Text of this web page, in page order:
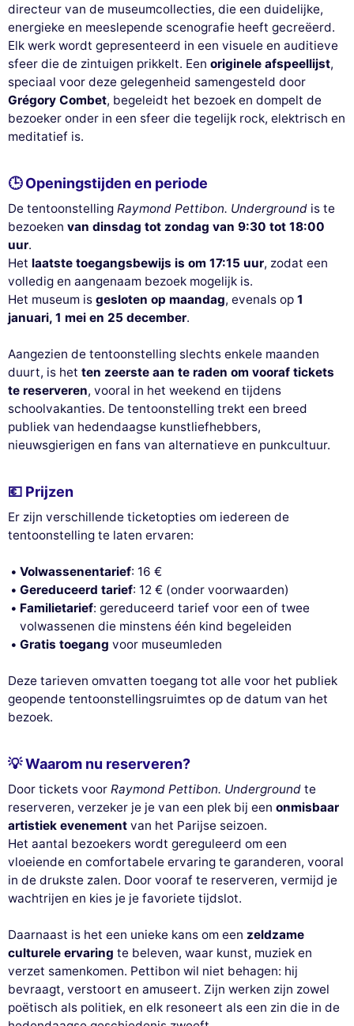
directeur van de museumcollecties, die een duidelijke,
energieke en meeslepende scenografie heeft gecreëerd.
Elk werk wordt gepresenteerd in een visuele en auditieve
sfeer die de zintuigen prikkelt. Een originele afspeellijst,
speciaal voor deze gelegenheid samengesteld door
Grégory Combet, begeleidt het bezoek en dompelt de
bezoeker onder in een sfeer die tegelijk rock, elektrisch en
meditatief is.
🕒 Openingstijden en periode
De tentoonstelling Raymond Pettibon. Underground is te
bezoeken van dinsdag tot zondag van 9:30 tot 18:00
uur.
Het laatste toegangsbewijs is om 17:15 uur, zodat een
volledig en aangenaam bezoek mogelijk is.
Het museum is gesloten op maandag, evenals op 1
januari, 1 mei en 25 december.
Aangezien de tentoonstelling slechts enkele maanden
duurt, is het ten zeerste aan te raden om vooraf tickets
te reserveren, vooral in het weekend en tijdens
schoolvakanties. De tentoonstelling trekt een breed
publiek van hedendaagse kunstliefhebbers,
nieuwsgierigen en fans van alternatieve en punkcultuur.
💶 Prijzen
Er zijn verschillende ticketopties om iedereen de
tentoonstelling te laten ervaren:
Volwassenentarief: 16 €
Gereduceerd tarief: 12 € (onder voorwaarden)
Familietarief: gereduceerd tarief voor een of twee
volwassenen die minstens één kind begeleiden
Gratis toegang voor museumleden
Deze tarieven omvatten toegang tot alle voor het publiek
geopende tentoonstellingsruimtes op de datum van het
bezoek.
💡 Waarom nu reserveren?
Door tickets voor Raymond Pettibon. Underground te
reserveren, verzeker je je van een plek bij een onmisbaar
artistiek evenement van het Parijse seizoen.
Het aantal bezoekers wordt gereguleerd om een
vloeiende en comfortabele ervaring te garanderen, vooral
in de drukste zalen. Door vooraf te reserveren, vermijd je
wachtrijen en kies je je favoriete tijdslot.
Daarnaast is het een unieke kans om een zeldzame
culturele ervaring te beleven, waar kunst, muziek en
verzet samenkomen. Pettibon wil niet behagen: hij
bevraagt, verstoort en amuseert. Zijn werken zijn zowel
poëtisch als politiek, en elk resoneert als een zin die in de